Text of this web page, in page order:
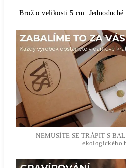
Brož o velikosti 5 cm.
NEMUSÍTE SE TRÁPIT S
ekologického